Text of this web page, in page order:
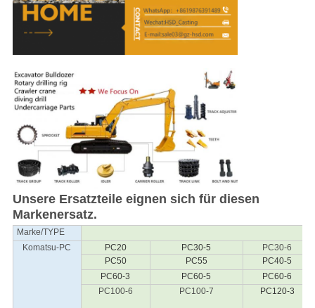
Unsere Ersatzteile eignen sich für diesen
Markenersatz.
Marke/TYPE
Komatsu-PC
PC20 PC30-5
PC30-6
PC50
PC55
PC40-5
PC60-3
PC60-5
PC60-6
PC100-6
PC100-7 PC120-3